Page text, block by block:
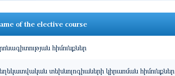
of the elective course
հիմունքներ
տեխնոլոգիաների կիրառման հիմունքներ